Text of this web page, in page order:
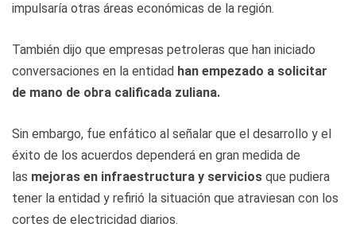
impulsaría otras áreas económicas de la región.
También dijo que empresas petroleras que han iniciado
conversaciones en la entidad han empezado a solicitar
de mano de obra calificada zuliana.
Sin embargo, fue enfático al señalar que el desarrollo y el
éxito de los acuerdos dependerá en gran medida de
las mejoras en infraestructura y servicios que pudiera
tener la entidad y refirió la situación que atraviesan con los
cortes de electricidad diarios.